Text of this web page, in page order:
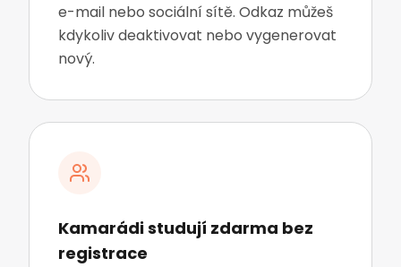
e-mail nebo sociální sítě. Odkaz můžeš
kdykoliv deaktivovat nebo vygenerovat
nový.
Kamarádi studují zdarma bez
registrace